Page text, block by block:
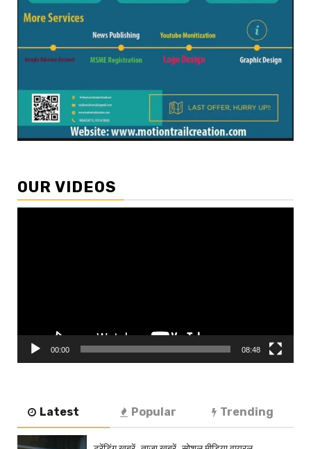
OUR VIDEOS
00:00 08:48
Latest Popular Trending